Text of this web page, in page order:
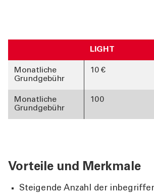
Table-3
LIGHT
Monatliche
Grundgebühr
10 €
Monatliche
Grundgebühr
100
Vorteile und Merkmale
Steigende Anzahl der